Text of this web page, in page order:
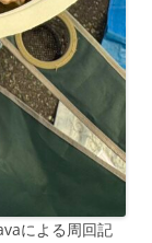
による周回記